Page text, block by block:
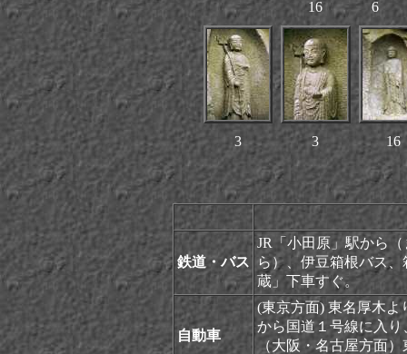
16 6
3 3 16
アク
鉄道・バス
JR「小田原」駅から
ら）、伊豆箱根バス
蔵」下車すぐ。
自動車
(東京方面) 東名厚木
から国道１号線に入
（大阪・名古屋方面